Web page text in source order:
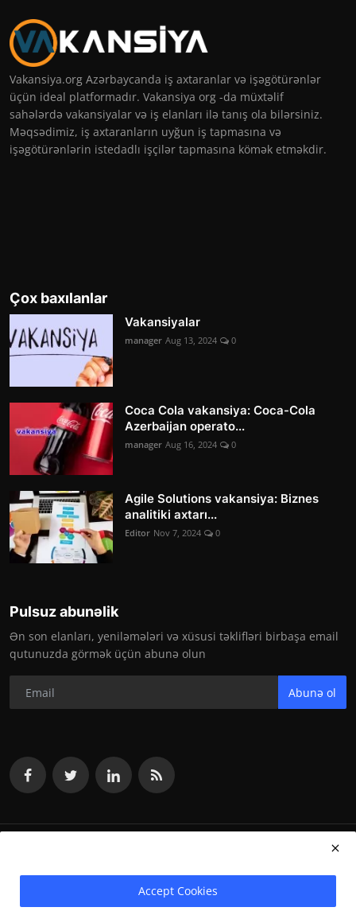
Vakansiya.org Azərbaycanda iş axtaranlar və işəgötürənlər
üçün ideal platformadır. Vakansiya org -da müxtəlif
sahələrdə vakansiyalar və iş elanları ilə tanış ola bilərsiniz.
Məqsədimiz, iş axtaranların uyğun iş tapmasına və
işəgötürənlərin istedadlı işçilər tapmasına kömək etməkdir.
Çox baxılanlar
Vakansiyalar
manager Aug 13, 2024 0
Coca Cola vakansiya: Coca-Cola
Azerbaijan operato...
manager Aug 16, 2024 0
Agile Solutions vakansiya: Biznes
analitiki axtarı...
Editor Nov 7, 2024 0
Pulsuz abunəlik
Ən son elanları, yeniləmələri və xüsusi təklifləri birbaşa email
qutunuzda görmək üçün abunə olun
Abunə ol
Accept Cookies